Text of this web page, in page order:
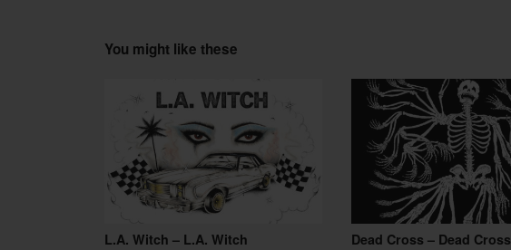
You might like these
L.A. Witch – L.A. Witch Dead Cross – Dead Cross